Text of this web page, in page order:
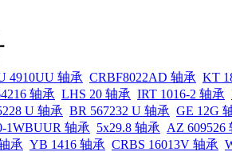
4910UU 轴承 CRBF8022AD 轴承 KT
轴承 LHS 20 轴承 IRT 1016-2 轴承
U 轴承 BR 567232 U 轴承 GE 12G
1WBUUR 轴承 5x29.8 轴承 AZ 609526
承 YB 1416 轴承 CRBS 16013V 轴承